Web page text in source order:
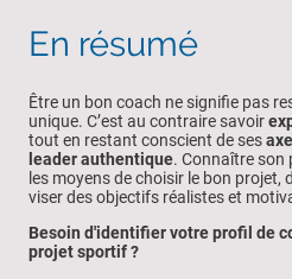
En résumé
Être un bon coach ne signifie pas
unique. C’est au contraire savoir
tout en restant conscient de ses
leader authentique. Connaître son
les moyens de choisir le bon projet,
viser des objectifs réalistes et
Besoin d'identifier votre profil de
projet sportif ?